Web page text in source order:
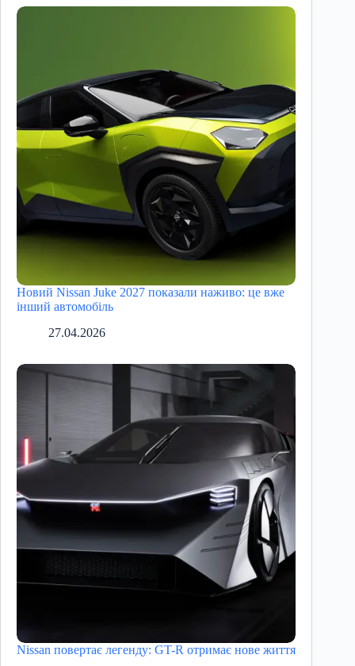
Новий Nissan Juke 2027 показали наживо: це вже
інший автомобіль
27.04.2026
Nissan повертає легенду: GT-R отримає нове життя